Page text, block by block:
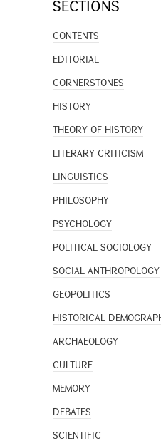
SECTIONS
CONTENTS
EDITORIAL
CORNERSTONES
HISTORY
THEORY OF HISTORY
LITERARY CRITICISM
LINGUISTICS
PHILOSOPHY
PSYCHOLOGY
POLITICAL SOCIOLOGY
SOCIAL ANTHROPOLOGY
GEOPOLITICS
HISTORICAL
ARCHAEOLOGY
CULTURE
MEMORY
DEBATES
SCIENTIFIC